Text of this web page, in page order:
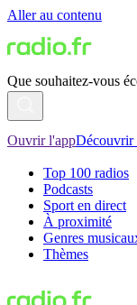
Aller au contenu
Que souhaitez-vous
Ouvrir l'appDécouvrir
Top 100 radios
Podcasts
Sport en direct
À proximité
Genres
Thèmes